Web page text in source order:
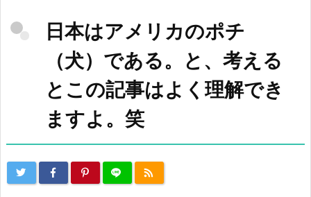
日本はアメリカのポチ
（犬）である。と、考える
とこの記事はよく理解でき
ますよ。笑